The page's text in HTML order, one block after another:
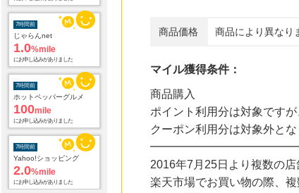
7時間前
じゃらんnet
1.0%mile
7時間前
ホットペッパーグルメ
100 mile
7時間前
Yahoo!ショッピング
2.0%mile
商品価格 商品により異なり
マイル獲得条件：
商品購入
ポイント利用分は対象ですが
クーポン利用分は対象外とな
2016年7月25日より複数の
楽天市場でお買い物の際、